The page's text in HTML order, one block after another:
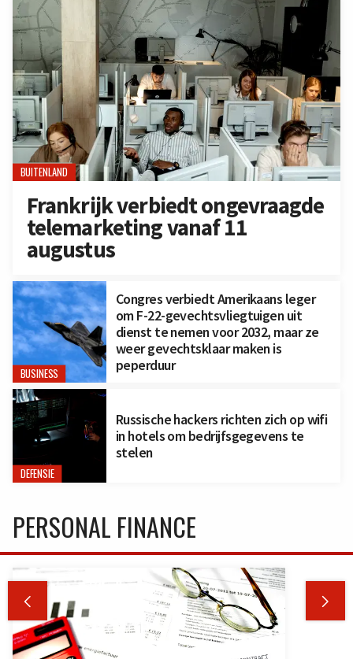
BUITENLAND
Frankrijk verbiedt ongevraagde
telemarketing vanaf 11
augustus
BUSINESS
Congres verbiedt Amerikaans leger
om F-22-gevechtsvliegtuigen uit
dienst te nemen voor 2032, maar ze
weer gevechtsklaar maken is
peperduur
DEFENSIE
Russische hackers richten zich op wifi
in hotels om bedrijfsgegevens te
stelen
PERSONAL FINANCE
 